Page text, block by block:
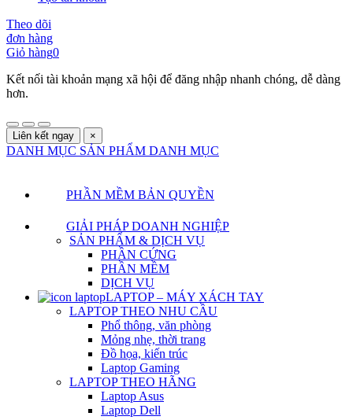
Theo dõi
đơn hàng
Giỏ hàng0
Kết nối tài khoản mạng xã hội để đăng nhập nhanh chóng, dễ dàng
hơn.
Liên kết ngay ×
DANH MỤC SẢN PHẨM DANH MỤC
PHẦN MỀM BẢN QUYỀN
GIẢI PHÁP DOANH NGHIỆP
SẢN PHẨM & DỊCH VỤ
PHẦN CỨNG
PHẦN MỀM
DỊCH VỤ
LAPTOP – MÁY XÁCH TAY
LAPTOP THEO NHU CẦU
Phổ thông, văn phòng
Mỏng nhẹ, thời trang
Đồ họa, kiến trúc
Laptop Gaming
LAPTOP THEO HÃNG
Laptop Asus
Laptop Dell